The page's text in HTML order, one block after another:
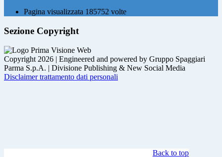
Pagina visualizzata 185752 volte
Sezione Copyright
Copyright 2026 | Engineered and powered by Gruppo Spaggiari
Parma S.p.A. | Divisione Publishing & New Social Media
Disclaimer trattamento dati personali
Back to top